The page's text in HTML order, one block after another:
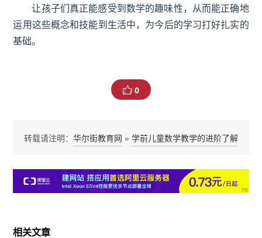
让孩子们真正能感受到数学的趣味性，从而能正确地
运用这些概念和技能到生活中，为今后的学习打好扎实的
基础。
0
转载请注明： 华尔街教育网 » 学前儿童数学教学的进阶了解
相关文章